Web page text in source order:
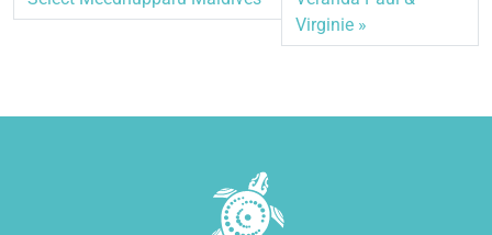
Virginie